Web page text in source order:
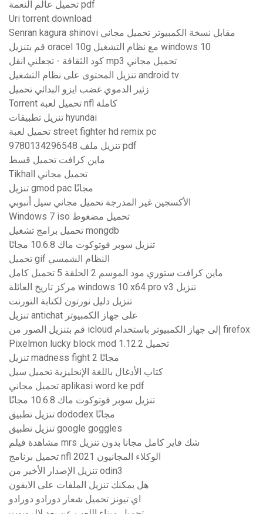
تحميل عالم النعمة pdf
Uri torrent download
Senran kagura shinovi مقابل نسخة الكمبيوتر تحميل مجاني
قم بتنزيل oracel 10g مع نظام التشغيل windows 10
كود الثقافة - تجعلني انقل mp3 تحميل مجاني
تنزيل المحتوى على نظام التشغيل android tv
زئير الدموي غضب ايزو البدائي تحميل
Torrent تحميل لعبة nfl كاملة
تنزيل تطبيقات hyundai
تحميل لعبة street fighter hd remix pc
9780134296548 تنزيل ملف pdf
ماين كرافت تحميل قسط
Tikhall تحميل مجاني
تنزيل gmod pac مجانًا
الأكسجين غير المدرجة تحميل مجاني سيل أنبوبي
Windows 7 iso تحميل مضغوط
تحميل برامج تشغيل mongdb
تنزيل سوبر فوتوكوت ماك 10.6.8 مجانًا
تحميل gif النظام الشمسي
ماين كرافت ستوري مود الموسم 2 الحلقة 5 تحميل كامل
مركز تاريخ العائلة windows 10 x64 pro v3 تنزيل
تنزيل دليل نورتون لكتابة التورنت
تنزيل antichat على جهاز الكمبيوتر
قم بتنزيل الصور من icloud إلى جهاز الكمبيوتر باستخدام firefox
Pixelmon lucky block mod 1.12.2 تحميل
تنزيل madness fight 2 مجانًا
كتاب الأدغال باللغة الإنجليزية تحميل سيل
تحميل مجاني aplikasi word ke pdf
تنزيل سوبر فوتوكوت ماك 10.6.8 مجانًا
تنزيل تطبيق dododex مجانًا
تنزيل تطبيق google goggles
مشاهدة فيلم mrs شك فاير كامل مجانا بدون تنزيل
تحميل برنامج nfl 2021 الوكلاء المجانيون
تنزيل الإصدار الأخير من odin3
هل يمكنك تنزيل الملفات على الايفون
اي تيونز تحميل شعار دورادو دورادو